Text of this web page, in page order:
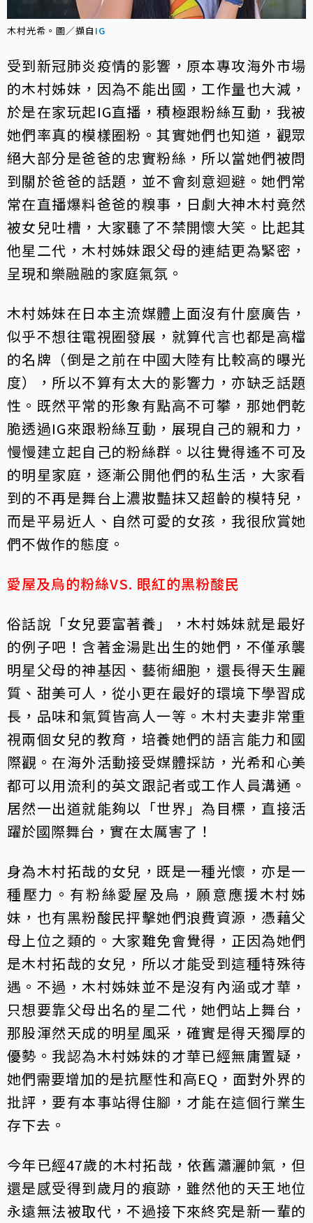
木村光希。圖／擷自 IG
受到新冠肺炎疫情的影響，原本專攻海外市場
的木村姊妹，因為不能出國，工作量也大減，
於是在家玩起IG直播，積極跟粉絲互動，我被
她們率真的模樣圈粉。其實她們也知道，觀眾
絕大部分是爸爸的忠實粉絲，所以當她們被問
到關於爸爸的話題，並不會刻意迴避。她們常
常在直播爆料爸爸的糗事，日劇大神木村竟然
被女兒吐槽，大家聽了不禁開懷大笑。比起其
他星二代，木村姊妹跟父母的連結更為緊密，
呈現和樂融融的家庭氣氛。
木村姊妹在日本主流媒體上面沒有什麼廣告，
似乎不想往電視圈發展，就算代言也都是高檔
的名牌（倒是之前在中國大陸有比較高的曝光
度），所以不算有太大的影響力，亦缺乏話題
性。既然平常的形象有點高不可攀，那她們乾
脆透過IG來跟粉絲互動，展現自己的親和力，
慢慢建立起自己的粉絲群。以往覺得遙不可及
的明星家庭，逐漸公開他們的私生活，大家看
到的不再是舞台上濃妝豔抹又超齡的模特兒，
而是平易近人、自然可愛的女孩，我很欣賞她
們不做作的態度。
愛屋及烏的粉絲VS. 眼紅的黑粉酸民
俗話說「女兒要富著養」，木村姊妹就是最好
的例子吧！含著金湯匙出生的她們，不僅承襲
明星父母的神基因、藝術細胞，還長得天生麗
質、甜美可人，從小更在最好的環境下學習成
長，品味和氣質皆高人一等。木村夫妻非常重
視兩個女兒的教育，培養她們的語言能力和國
際觀。在海外活動接受媒體採訪，光希和心美
都可以用流利的英文跟記者或工作人員溝通。
居然一出道就能夠以「世界」為目標，直接活
躍於國際舞台，實在太厲害了！
身為木村拓哉的女兒，既是一種光懷，亦是一
種壓力。有粉絲愛屋及烏，願意應援木村姊
妹，也有黑粉酸民抨擊她們浪費資源，憑藉父
母上位之類的。大家難免會覺得，正因為她們
是木村拓哉的女兒，所以才能受到這種特殊待
遇。不過，木村姊妹並不是沒有內涵或才華，
只想要靠父母出名的星二代，她們站上舞台，
那股渾然天成的明星風采，確實是得天獨厚的
優勢。我認為木村姊妹的才華已經無庸置疑，
她們需要增加的是抗壓性和高EQ，面對外界的
批評，要有本事站得住腳，才能在這個行業生
存下去。
今年已經47歲的木村拓哉，依舊瀟灑帥氣，但
還是感受得到歲月的痕跡，雖然他的天王地位
永遠無法被取代，不過接下來終究是新一輩的